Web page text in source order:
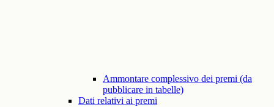
Ammontare complessivo dei premi (da
pubblicare in tabelle)
Dati relativi ai premi